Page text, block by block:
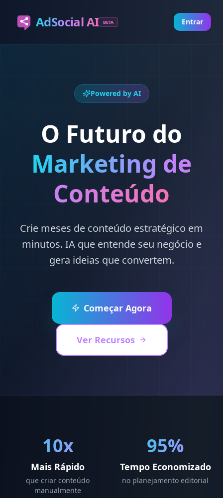
AdSocial AI BETA Entrar
Powered by AI
O Futuro do
Marketing de
Conteúdo
Crie meses de conteúdo estratégico em
minutos. IA que entende seu negócio e
gera ideias que convertem.
Começar Agora
Ver Recursos
10x
Mais Rápido
que criar conteúdo
manualmente
95%
Tempo Economizado
no planejamento editorial